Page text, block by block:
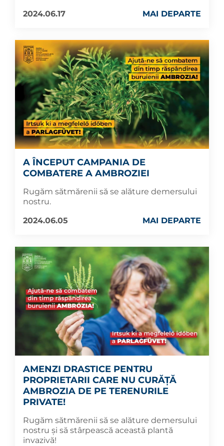
2024.06.17
MAI DEPARTE
A ÎNCEPUT CAMPANIA DE
COMBATERE A AMBROZIEI
Rugăm sătmărenii să se alăture demersului
nostru.
2024.06.05
MAI DEPARTE
AMENZI DRASTICE PENTRU
PROPRIETARII CARE NU CURĂȚĂ
AMBROZIA DE PE TERENURILE
PRIVATE!
Rugăm sătmărenii să se alăture demersului
nostru și să stârpească această plantă
invazivă!